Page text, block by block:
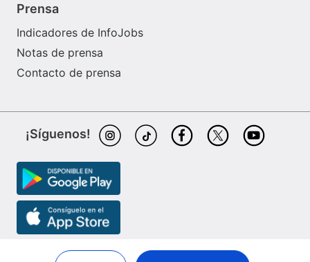
Prensa
Indicadores de InfoJobs
Notas de prensa
Contacto de prensa
¡Síguenos!